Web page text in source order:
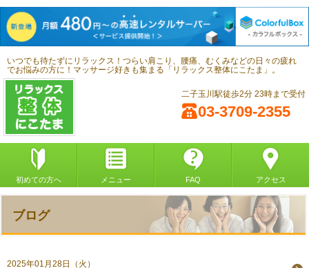
いつでも待たずにリラックス！つらい肩こり、腰痛、むくみなどの日々の疲れ
でお悩みの方に！マッサージ好きも集まる「リラックス整体にこたま」。
二子玉川駅徒歩2分 23時まで受付
03-3709-2355
初めての方へ メニュー FAQ アクセス
ブログ
2025年01月28日（火）